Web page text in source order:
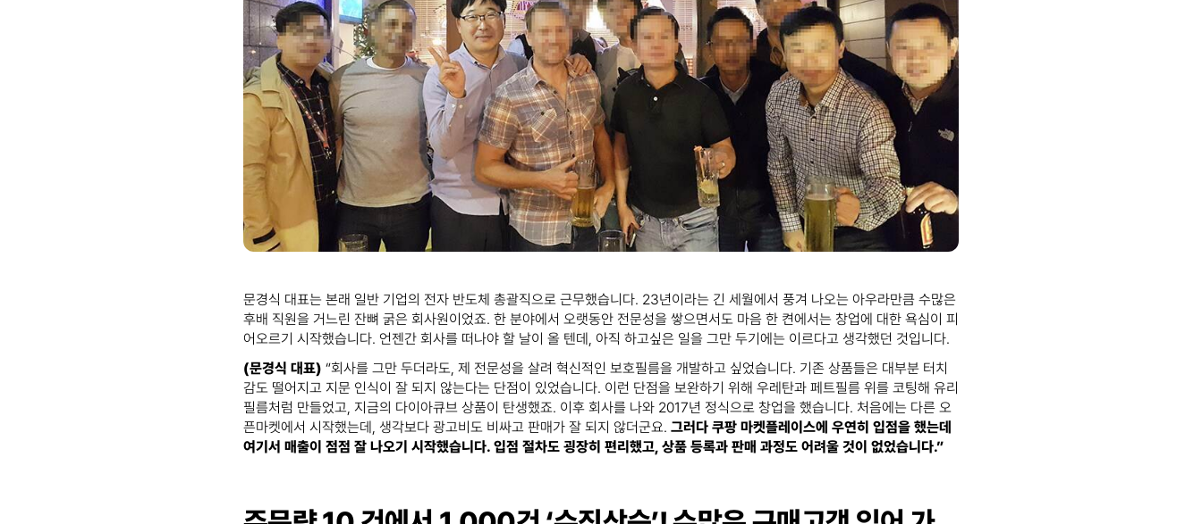
문경식 대표는 본래 일반 기업의 전자 반도체 총괄직으로 근무했습니다. 23년이라는 긴 세월에서 풍겨 나오는 아우라만큼 수많은
후배 직원을 거느린 잔뼈 굵은 회사원이었죠. 한 분야에서 오랫동안 전문성을 쌓으면서도 마음 한 켠에서는 창업에 대한 욕심이 피
어오르기 시작했습니다. 언젠간 회사를 떠나야 할 날이 올 텐데, 아직 하고싶은 일을 그만 두기에는 이르다고 생각했던 것입니다.
(문경식 대표) “회사를 그만 두더라도, 제 전문성을 살려 혁신적인 보호필름을 개발하고 싶었습니다. 기존 상품들은 대부분 터치
감도 떨어지고 지문 인식이 잘 되지 않는다는 단점이 있었습니다. 이런 단점을 보완하기 위해 우레탄과 페트필름 위를 코팅해 유리
필름처럼 만들었고, 지금의 다이아큐브 상품이 탄생했죠. 이후 회사를 나와 2017년 정식으로 창업을 했습니다. 처음에는 다른 오
픈마켓에서 시작했는데, 생각보다 광고비도 비싸고 판매가 잘 되지 않더군요. 그러다 쿠팡 마켓플레이스에 우연히 입점을 했는데
여기서 매출이 점점 잘 나오기 시작했습니다. 입점 절차도 굉장히 편리했고, 상품 등록과 판매 과정도 어려울 것이 없었습니다.”